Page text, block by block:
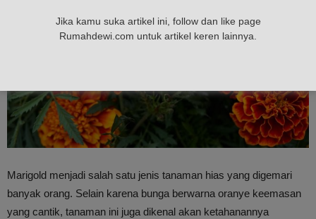
Marigold menjadi salah satu jenis tanaman hias yang digemari
banyak orang. Selain karena bunga berwarna oranye keemasan
yang cantik, tanaman ini juga dikenal akan ketahanannya
Jika kamu suka artikel ini, follow dan like page
Rumahdewi.com untuk artikel keren lainnya.